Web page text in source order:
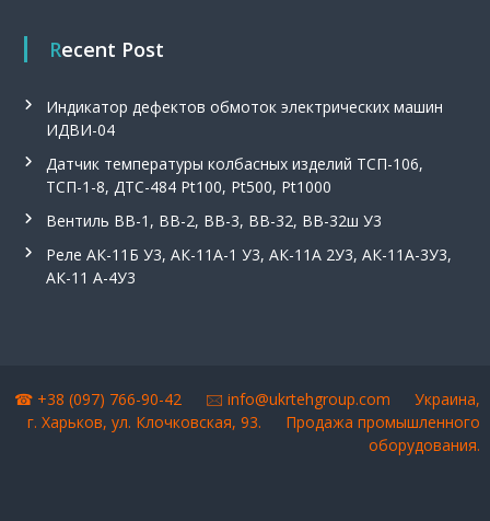
Recent Post
Индикатор дефектов обмоток электрических машин
ИДВИ-04
Датчик температуры колбасных изделий ТСП-106,
ТСП-1-8, ДТС-484 Pt100, Pt500, Pt1000
Вентиль ВВ-1, ВВ-2, ВВ-3, ВВ-32, ВВ-32ш У3
Реле АК-11Б У3, АК-11А-1 У3, АК-11А 2У3, АК-11А-3У3,
АК-11 А-4У3
☎ +38 (097) 766-90-42 🖂info@ukrtehgroup.com Украина,
г. Харьков, ул. Клочковская, 93. Продажа промышленного
оборудования.